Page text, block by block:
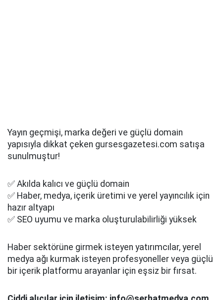
Yayın geçmişi, marka değeri ve güçlü domain
yapısıyla dikkat çeken gursesgazetesi.com satışa
sunulmuştur!
✅ Akılda kalıcı ve güçlü domain
✅ Haber, medya, içerik üretimi ve yerel yayıncılık için
hazır altyapı
✅ SEO uyumu ve marka oluşturulabilirliği yüksek
Haber sektörüne girmek isteyen yatırımcılar, yerel
medya ağı kurmak isteyen profesyoneller veya güçlü
bir içerik platformu arayanlar için eşsiz bir fırsat.